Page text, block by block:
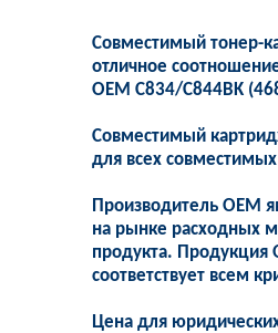
Совместимый тонер-
отличное
OEM C834/C844BK
Совместимый
для всех совместимых
Производитель OEM
на рынке расходных
продукта. Продукция
соответствует всем
Цена для